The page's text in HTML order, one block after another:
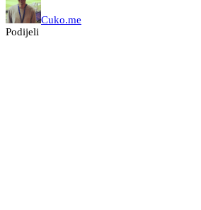
Cuko.me
Podijeli